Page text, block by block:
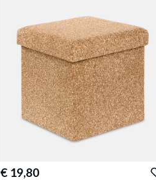
€ 19,80